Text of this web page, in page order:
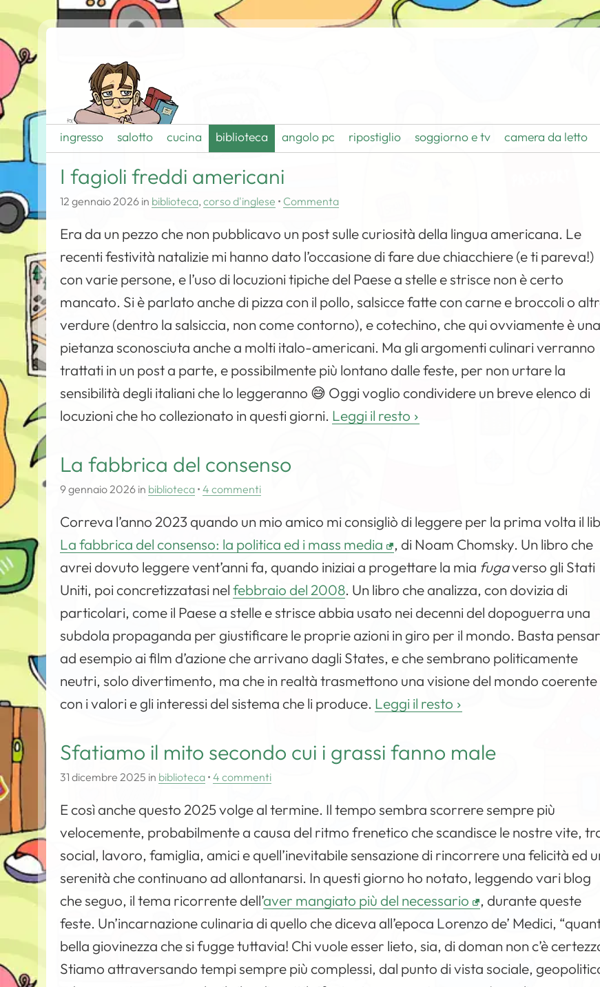
ingresso salotto cucina biblioteca angolo pc ripostiglio soggiorno e tv camera da letto
I fagioli freddi americani
12 gennaio 2026 in biblioteca,corso d'inglese • Commenta
Era da un pezzo che non pubblicavo un post sulle curiosità della lingua americana. Le
recenti festività natalizie mi hanno dato l’occasione di fare due chiacchiere (e ti pareva!)
con varie persone, e l’uso di locuzioni tipiche del Paese a stelle e strisce non è certo
mancato. Si è parlato anche di pizza con il pollo, salsicce fatte con carne e broccoli o
verdure (dentro la salsiccia, non come contorno), e cotechino, che qui ovviamente è una
pietanza sconosciuta anche a molti italo-americani. Ma gli argomenti culinari verranno
trattati in un post a parte, e possibilmente più lontano dalle feste, per non urtare la
sensibilità degli italiani che lo leggeranno 😅 Oggi voglio condividere un breve elenco di
locuzioni che ho collezionato in questi giorni. Leggi il resto
La fabbrica del consenso
9 gennaio 2026 in biblioteca • 4 commenti
Correva l’anno 2023 quando un mio amico mi consigliò di leggere per la prima volta il
La fabbrica del consenso: la politica ed i mass media
, di Noam Chomsky. Un libro che
avrei dovuto leggere vent’anni fa, quando iniziai a progettare la mia fugaverso gli Stati
Uniti, poi concretizzatasi nelfebbraio del 2008. Un libro che analizza, con dovizia di
particolari, come il Paese a stelle e strisce abbia usato nei decenni del dopoguerra una
subdola propaganda per giustificare le proprie azioni in giro per il mondo. Basta
ad esempio ai film d’azione che arrivano dagli States, e che sembrano politicamente
neutri, solo divertimento, ma che in realtà trasmettono una visione del mondo coerente
con i valori e gli interessi del sistema che li produce. Leggi il resto
Sfatiamo il mito secondo cui i grassi fanno male
31 dicembre 2025 in biblioteca • 4 commenti
E così anche questo 2025 volge al termine. Il tempo sembra scorrere sempre più
velocemente, probabilmente a causa del ritmo frenetico che scandisce le nostre vite,
social, lavoro, famiglia, amici e quell’inevitabile sensazione di rincorrere una felicità ed
serenità che continuano ad allontanarsi. In questi giorno ho notato, leggendo vari blog
che seguo, il tema ricorrente dell’aver mangiato più del necessario
, durante queste
feste. Un’incarnazione culinaria di quello che diceva all’epoca Lorenzo de’ Medici,
bella giovinezza che si fugge tuttavia! Chi vuole esser lieto, sia, di doman non c’è
Stiamo attraversando tempi sempre più complessi, dal punto di vista sociale,